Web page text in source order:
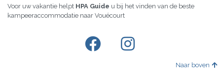
Voor uw vakantie helpt HPA Guide u bij het vinden van de beste
kampeeraccommodatie naar Vouécourt
Naar boven